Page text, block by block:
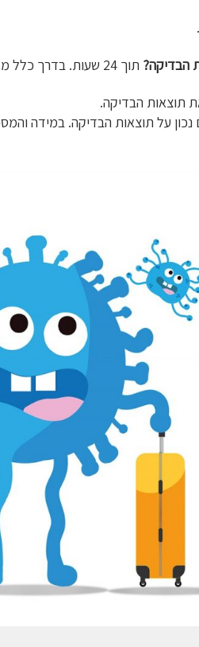
הבדיקה? תוך 24 שעות. בדרך כלל מקבלים את התוצאות לפני.
תוצאות הבדיקה.
על תוצאות הבדיקה. במידה